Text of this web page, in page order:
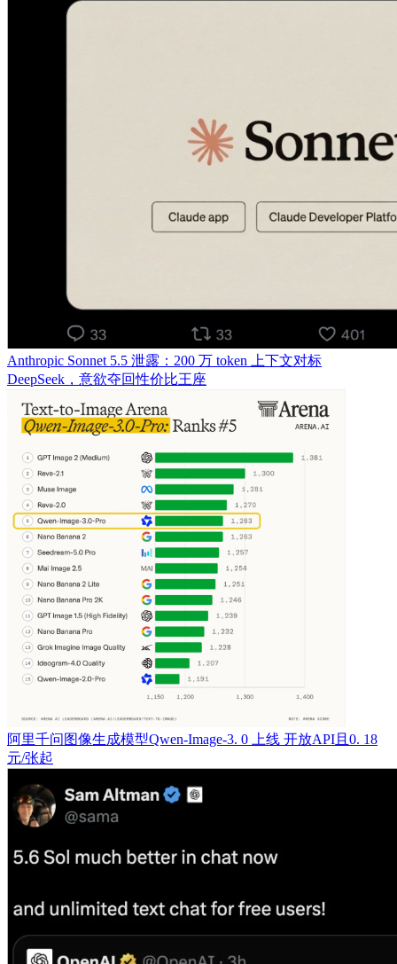
Anthropic Sonnet 5.5 泄露：200 万 token 上下文对标
DeepSeek，意欲夺回性价比王座
阿里千问图像生成模型Qwen-Image-3. 0 上线 开放API且0. 18
元/张起